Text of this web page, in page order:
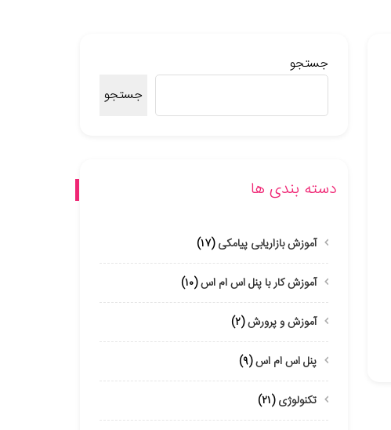
جستجو
جستجو
دسته بندی ها
آموزش بازاریابی پیامکی(۱۷)
آموزش کار با پنل اس ام اس(۱۰)
آموزش و پرورش(۲)
پنل اس ام اس(۹)
تکنولوژی(۲۱)